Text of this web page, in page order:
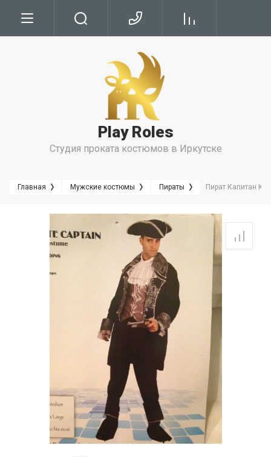
Условия Бронирования
Play Roles
Студия проката костюмов в Иркутске
Главная Мужские костюмы Пираты Пират Капитан